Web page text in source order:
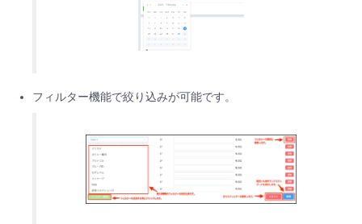
フィルター機能で絞り込みが可能です。